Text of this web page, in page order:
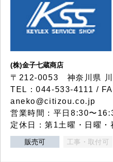
(株)金子七蔵商店
〒212-0053 神奈川県 川
TEL：044-533-4111 /
aneko@citizou.co.jp
営業時間：平日8:30〜
定休日：第1土曜・日曜・
販売可 工事・取付可